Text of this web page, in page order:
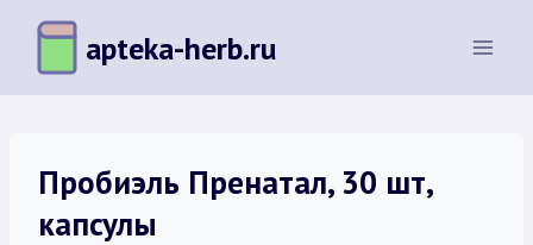
Перейти
содержимому
apteka-herb.ru
Пробиэль Пренатал, 30 шт,
капсулы